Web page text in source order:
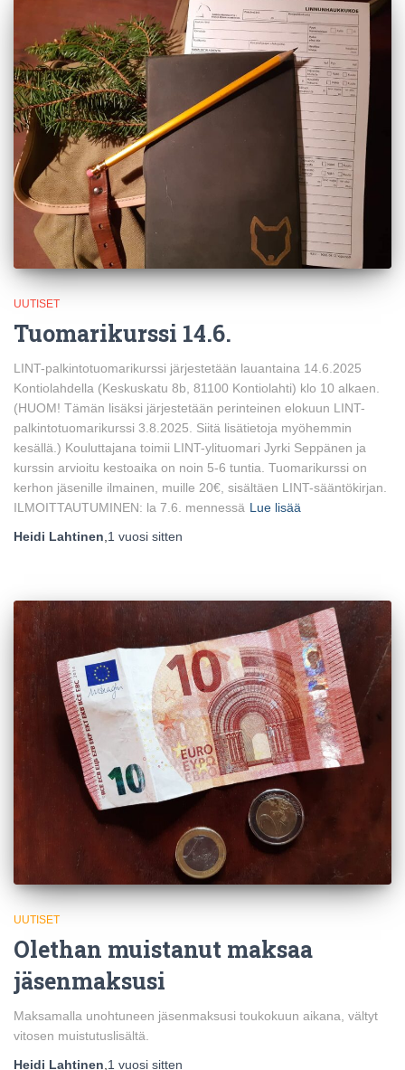
UUTISET
Tuomarikurssi 14.6.
LINT-palkintotuomarikurssi järjestetään lauantaina 14.6.2025
Kontiolahdella (Keskuskatu 8b, 81100 Kontiolahti) klo 10 alkaen.
(HUOM! Tämän lisäksi järjestetään perinteinen elokuun LINT-
palkintotuomarikurssi 3.8.2025. Siitä lisätietoja myöhemmin
kesällä.) Kouluttajana toimii LINT-ylituomari Jyrki Seppänen ja
kurssin arvioitu kestoaika on noin 5-6 tuntia. Tuomarikurssi on
kerhon jäsenille ilmainen, muille 20€, sisältäen LINT-sääntökirjan.
ILMOITTAUTUMINEN: la 7.6. mennessä Lue lisää
Heidi Lahtinen,1 vuosi sitten
UUTISET
Olethan muistanut maksaa
jäsenmaksusi
Maksamalla unohtuneen jäsenmaksusi toukokuun aikana, vältyt
vitosen muistutuslisältä.
Heidi Lahtinen 1 vuosi sitten